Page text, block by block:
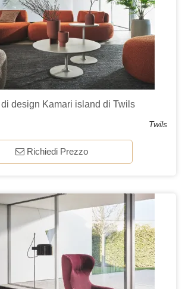
design Kamari island di Twils
Twils
Richiedi Prezzo